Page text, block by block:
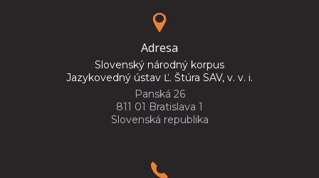
Adresa
Slovenský národný korpus
Jazykovedný ústav Ľ. Štúra SAV, v. v. i.
Panská 26
811 01 Bratislava 1
Slovenská republika